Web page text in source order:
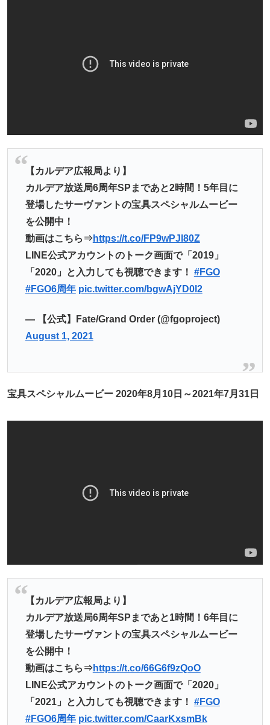
【カルデア広報局より】
カルデア放送局6周年SPまであと2時間！5年目に
登場したサーヴァントの宝具スペシャルムービー
を公開中！
動画はこちら⇒ https://t.co/FP9wPJl80Z
LINE公式アカウントのトーク画面で「2019」
「2020」と入力しても視聴できます！ #FGO
#FGO6周年 pic.twitter.com/bgwAjYD0l2
— 【公式】Fate/Grand Order (@fgoproject)
August 1, 2021
宝具スペシャルムービー 2020年8月10日～2021年7月31日
【カルデア広報局より】
カルデア放送局6周年SPまであと1時間！6年目に
登場したサーヴァントの宝具スペシャルムービー
を公開中！
動画はこちら⇒ https://t.co/66G6f9zQoO
LINE公式アカウントのトーク画面で「2020」
「2021」と入力しても視聴できます！ #FGO
#FGO6周年 pic.twitter.com/CaarKxsmBk